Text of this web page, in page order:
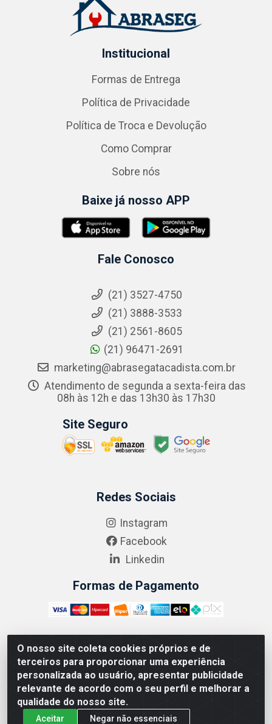
O nosso site coleta cookies próprios e de
terceiros para proporcionar uma experiência
personalizada ao usuário, apresentar publicidade
relevante de acordo com o seu perfil e melhorar a
qualidade do nosso site.
Aceitar Negar não essenciais
Institucional
Formas de Entrega
Política de Privacidade
Política de Troca e Devolução
Como Comprar
Sobre nós
Baixe já nosso APP
Fale Conosco
(21) 3527-4750
(21) 3888-3533
(21) 2561-8605
(21) 96471-2691
marketing@abrasegatacadista.com.br
Atendimento de segunda a sexta-feira das
08h às 12h e das 13h30 às 17h30
Site Seguro
Redes Sociais
Instagram
Facebook
Linkedin
Formas de Pagamento
ABRASEG COMÉRCIO ATACADISTA LTDA - CNPJ:
10.894.768/0001-00 - Avenida Lobo Júnior, 1045 -
Penha Circular - Rio de Janeiro - RJ - CEP 21020-124